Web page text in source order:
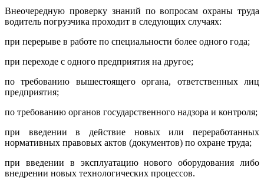
Внеочередную проверку знаний по вопросам охраны труда
водитель погрузчика проходит в следующих случаях:
при перерыве в работе по специальности более одного года;
при переходе с одного предприятия на другое;
по требованию вышестоящего органа, ответственных лиц
предприятия;
по требованию органов государственного надзора и контроля;
при введении в действие новых или переработанных
нормативных правовых актов (документов) по охране труда;
при введении в эксплуатацию нового оборудования либо
внедрении новых технологических процессов.